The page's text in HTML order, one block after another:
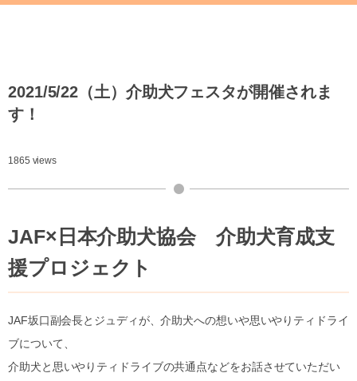
2021/5/22（土）介助犬フェスタが開催されま
す！
1865 views
JAF×日本介助犬協会 介助犬育成支
援プロジェクト
JAF坂口副会長とジュディが、介助犬への想いや思いやりティドライ
ブについて、
介助犬と思いやりティドライブの共通点などをお話させていただい